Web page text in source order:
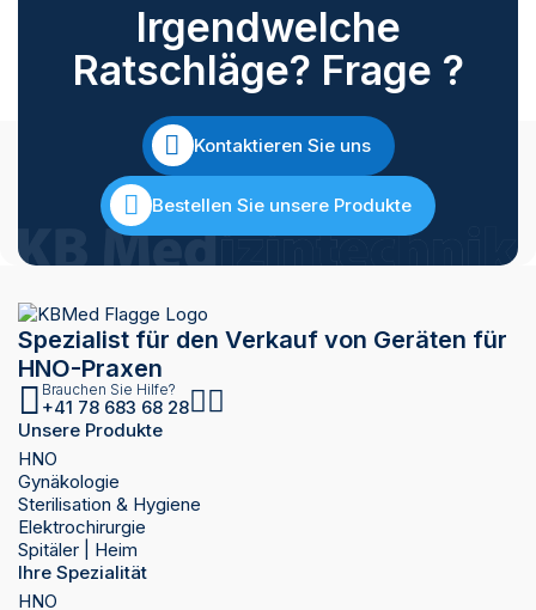
Irgendwelche
Ratschläge? Frage ?
Kontaktieren Sie uns
Bestellen Sie unsere Produkte
Spezialist für den Verkauf von Geräten für
HNO-Praxen
Brauchen Sie Hilfe?
+41 78 683 68 28
Unsere Produkte
HNO
Gynäkologie
Sterilisation & Hygiene
Elektrochirurgie
Spitäler | Heim
Ihre Spezialität
HNO